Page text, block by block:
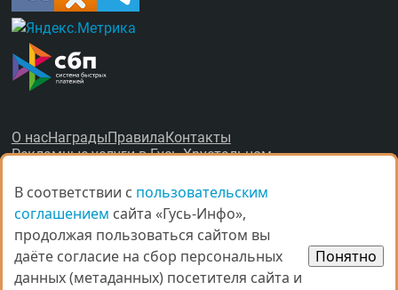
О насНаградыПравилаКонтакты
Рекламные услуги в Гусь-Хрустальном
© Все права защищены.
В соответствии с пользовательским
соглашением сайта «Гусь-Инфо»,
продолжая пользоваться сайтом вы
даёте согласие на сбор персональных
данных (метаданных) посетителя сайта и
Понятно
В соответствии с пользовательским
соглашением сайта «Гусь-Инфо»,
продолжая пользоваться сайтом вы
даёте согласие на сбор персональных
данных (метаданных) посетителя сайта и
Понятно